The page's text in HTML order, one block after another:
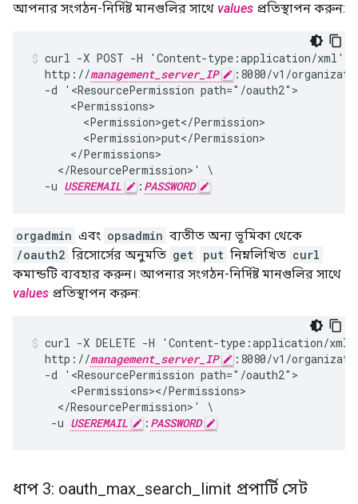
আপনার সংগঠন-নির্দিষ্ট মানগুলির সাথে values প্রতিস্থাপন করুন:
curl -X POST -H 'Content-type:application/xml' \
  http://
management_server_IP
:8080/v1/
  -d '<ResourcePermission path="/oauth2">
      <Permissions>
        <Permission>get</Permission>
        <Permission>put</Permission>
      </Permissions>
    </ResourcePermission>' \
  -u
USEREMAIL : PASSWORD
orgadmin এবং opsadmin ব্যতীত অন্য ভূমিকা থেকে
/oauth2 রিসোর্সের অনুমতি get put নিম্নলিখিত curl
কমান্ডটি ব্যবহার করুন। আপনার সংগঠন-নির্দিষ্ট মানগুলির সাথে
values প্রতিস্থাপন করুন:
curl -X DELETE -H 'Content-type:application/
  http://
management_server_IP
:8080/v1/
  -d '<ResourcePermission path="/oauth2">
      <Permissions></Permissions>
    </ResourcePermission>' \
   -u
USEREMAIL : PASSWORD
ধাপ 3: oauth max search limit প্রপার্টি সেট